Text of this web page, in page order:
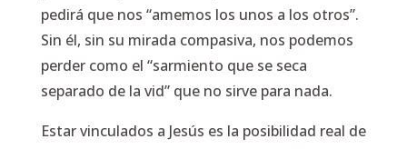
pedirá que nos “amemos los unos a los otros”.
Sin él, sin su mirada compasiva, nos podemos
perder como el “sarmiento que se seca
separado de la vid” que no sirve para nada.
Estar vinculados a Jesús es la posibilidad real de